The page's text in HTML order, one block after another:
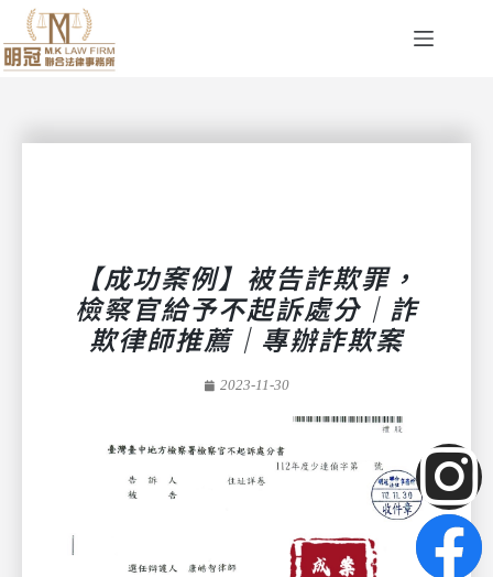
【成功案例】被告詐欺罪，
檢察官給予不起訴處分｜詐
欺律師推薦｜專辦詐欺案
2023-11-30